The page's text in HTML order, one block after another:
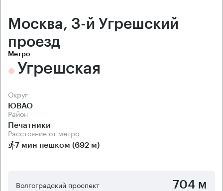
Москва, 3-й Угрешский
проезд
Метро
Угрешская
Округ
ЮВАО
Район
Печатники
Расстояние от метро
7 мин пешком (692 м)
Волгоградский проспект 704 м